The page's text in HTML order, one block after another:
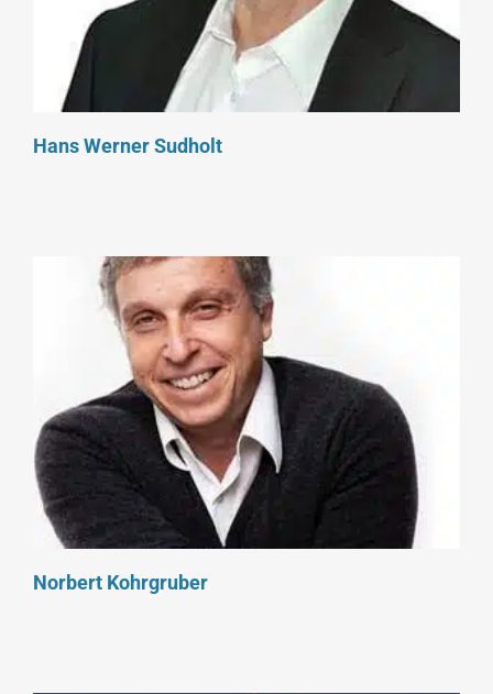
Hans Werner Sudholt
Norbert Kohrgruber